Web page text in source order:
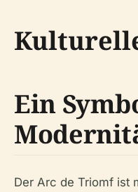
Ein
Der Arc de Triomf ist